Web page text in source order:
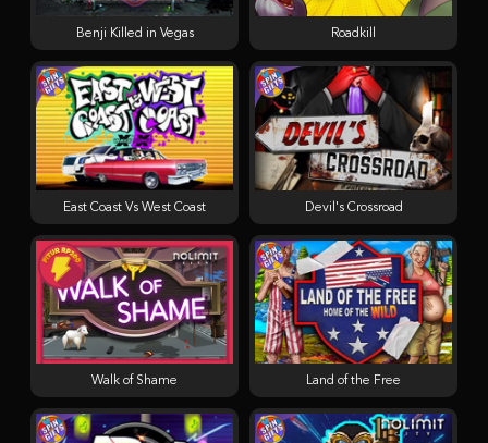
Roadkill
Land of the Free
Benji Killed in Vegas
Devil's Crossroad
East Coast Vs West Coast
Walk of Shame